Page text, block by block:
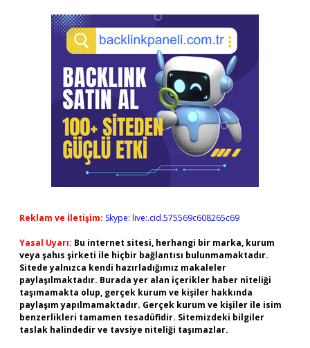
Reklam ve İletişim: Skype: live:.cid.575569c608265c69
Yasal Uyarı: Bu internet sitesi, herhangi bir marka, kurum
veya şahıs şirketi ile hiçbir bağlantısı bulunmamaktadır.
Sitede yalnızca kendi hazırladığımız makaleler
paylaşılmaktadır. Burada yer alan içerikler haber niteliği
taşımamakta olup, gerçek kurum ve kişiler hakkında
paylaşım yapılmamaktadır. Gerçek kurum ve kişiler ile isim
benzerlikleri tamamen tesadüfidir. Sitemizdeki bilgiler
taslak halindedir ve tavsiye niteliği taşımazlar.